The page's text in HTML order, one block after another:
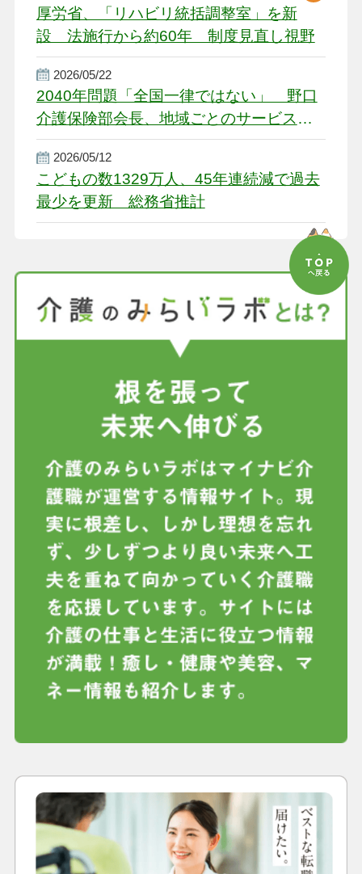
厚労省、「リハビリ統括調整室」を新
設 法施行から約60年 制度見直し視野
2026/05/22
2040年問題「全国一律ではない」 野口
介護保険部会長、地域ごとのサービス基
盤整備を促す
2026/05/12
こどもの数1329万人、45年連続減で過去
最少を更新 総務省推計